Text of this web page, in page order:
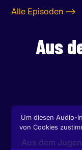
Alle Episoden -->
Aus
Um diesen Audio-
von Cookies
Aus dem